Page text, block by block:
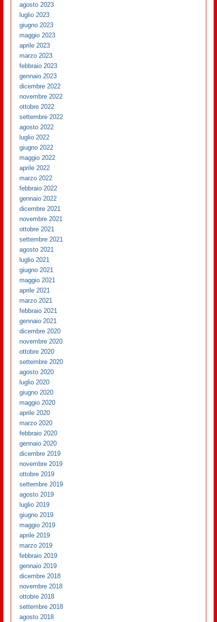
agosto 2023
luglio 2023
giugno 2023
maggio 2023
aprile 2023
marzo 2023
febbraio 2023
gennaio 2023
dicembre 2022
novembre 2022
ottobre 2022
settembre 2022
agosto 2022
luglio 2022
giugno 2022
maggio 2022
aprile 2022
marzo 2022
febbraio 2022
gennaio 2022
dicembre 2021
novembre 2021
ottobre 2021
settembre 2021
agosto 2021
luglio 2021
giugno 2021
maggio 2021
aprile 2021
marzo 2021
febbraio 2021
gennaio 2021
dicembre 2020
novembre 2020
ottobre 2020
settembre 2020
agosto 2020
luglio 2020
giugno 2020
maggio 2020
aprile 2020
marzo 2020
febbraio 2020
gennaio 2020
dicembre 2019
novembre 2019
ottobre 2019
settembre 2019
agosto 2019
luglio 2019
giugno 2019
maggio 2019
aprile 2019
marzo 2019
febbraio 2019
gennaio 2019
dicembre 2018
novembre 2018
ottobre 2018
settembre 2018
agosto 2018